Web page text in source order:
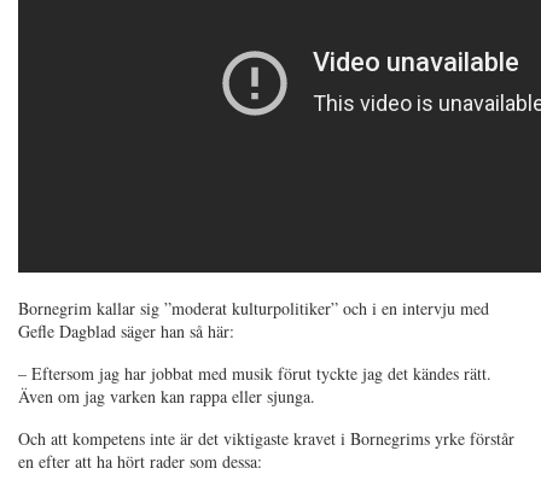
Bornegrim kallar sig ”moderat kulturpolitiker” och i en intervju med
Gefle Dagblad säger han så här:
– Eftersom jag har jobbat med musik förut tyckte jag det kändes rätt.
Även om jag varken kan rappa eller sjunga.
Och att kompetens inte är det viktigaste kravet i Bornegrims yrke förstår
en efter att ha hört rader som dessa: